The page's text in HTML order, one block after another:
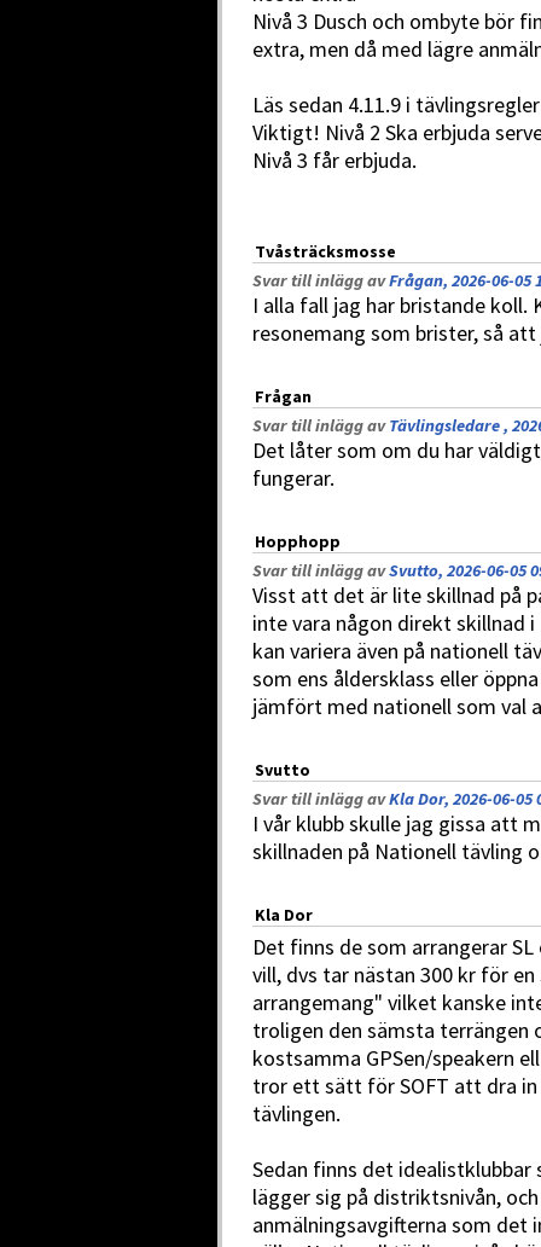
Nivå 3 Dusch och ombyte bör
extra, men då med lägre
Läs sedan 4.11.9 i
Viktigt! Nivå 2 Ska erbjuda
Nivå 3 får erbjuda.
Tvåsträcksmosse
Svar till inlägg avFrågan, 2026-06-05
I alla fall jag har bristande koll.
resonemang som brister, så
Frågan
Svar till inlägg avTävlingsledare ,
Det låter som om du har
fungerar.
Hopphopp
Svar till inlägg avSvutto, 2026-06-05
Visst att det är lite skillnad på
inte vara någon direkt skillnad
kan variera även på nationell
som ens åldersklass eller
jämfört med nationell som val
Svutto
Svar till inlägg avKla Dor, 2026-06-05
I vår klubb skulle jag gissa att
skillnaden på Nationell tävling
Kla Dor
Det finns de som arrangerar
vill, dvs tar nästan 300 kr för
arrangemang" vilket kanske
troligen den sämsta terrängen
kostsamma GPSen/speakern
tror ett sätt för SOFT att dra
tävlingen.
Sedan finns det
lägger sig på distriktsnivån,
anmälningsavgifterna som det